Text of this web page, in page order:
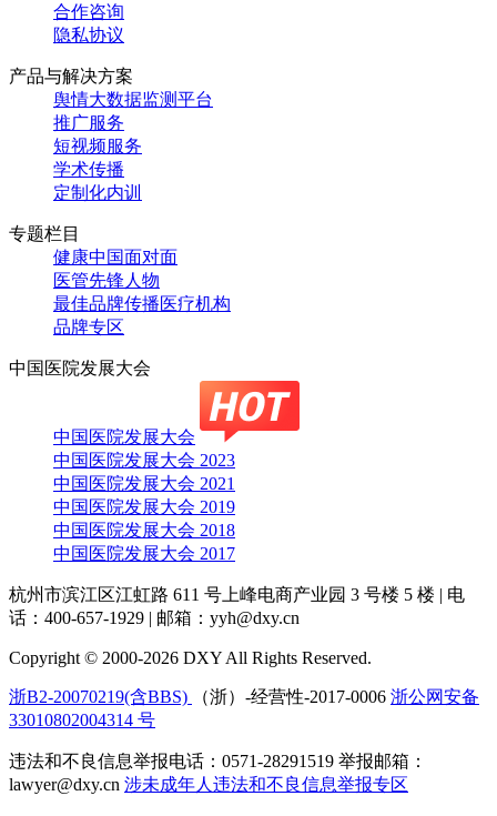
合作咨询
隐私协议
产品与解决方案
舆情大数据监测平台
推广服务
短视频服务
学术传播
定制化内训
专题栏目
健康中国面对面
医管先锋人物
最佳品牌传播医疗机构
品牌专区
中国医院发展大会
中国医院发展大会
中国医院发展大会 2023
中国医院发展大会 2021
中国医院发展大会 2019
中国医院发展大会 2018
中国医院发展大会 2017
杭州市滨江区江虹路 611 号上峰电商产业园 3 号楼 5 楼 | 电
话：400-657-1929 | 邮箱：yyh@dxy.cn
Copyright © 2000-2026 DXY All Rights Reserved.
浙B2-20070219(含BBS) （浙）-经营性-2017-0006 浙公网安备
33010802004314 号
违法和不良信息举报电话：0571-28291519 举报邮箱：
lawyer@dxy.cn 涉未成年人违法和不良信息举报专区